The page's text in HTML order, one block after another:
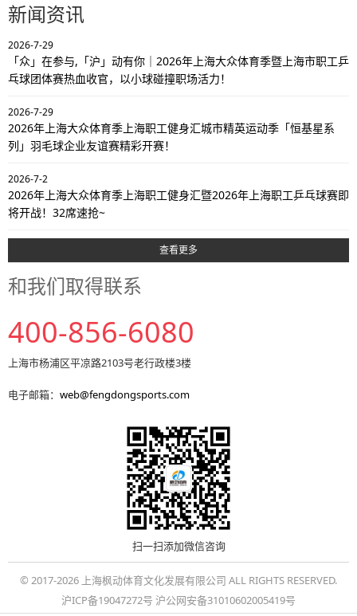
新闻资讯
2026-7-29
「众」在参与,「沪」动有你｜2026年上海大众体育季暨上海市职工乒
乓球团体赛热血收官，以小球碰撞职场活力！
2026-7-29
2026年上海大众体育季上海职工健身汇城市精英运动季「恒基星系
列」羽毛球企业友谊赛精彩开赛！
2026-7-2
2026年上海大众体育季上海职工健身汇暨2026年上海职工乒乓球赛即
将开战！32席速抢~
查看更多
和我们取得联系
400-856-6080
上海市杨浦区平凉路2103号老行政楼3楼
电子邮箱： web@fengdongsports.com
扫一扫添加微信咨询
© 2017-2026 上海枫动体育文化发展有限公司 ALL RIGHTS RESERVED.
沪ICP备19047272号 沪公网安备31010602005419号